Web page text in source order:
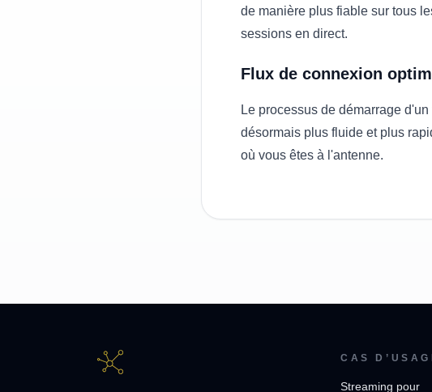
de manière plus fiable sur tous
sessions en direct.
Flux de connexion
Le processus de démarrage
désormais plus fluide et plus
où vous êtes à l'antenne.
CAS
Streaming pour